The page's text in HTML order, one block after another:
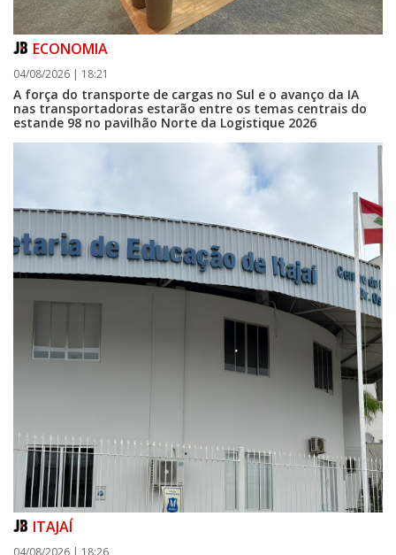
ECONOMIA
04/08/2026 | 18:21
A força do transporte de cargas no Sul e o avanço da IA
nas transportadoras estarão entre os temas centrais do
estande 98 no pavilhão Norte da Logistique 2026
ITAJAÍ
04/08/2026 | 18:26